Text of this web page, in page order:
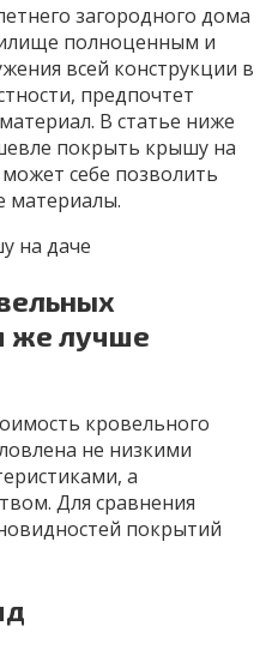
загородного дома
полноценным и
всей конструкции в
предпочтет
В статье ниже
покрыть крышу на
себе позволить
материалы.
же лучше
кровельного
не низкими
а
Для сравнения
покрытий